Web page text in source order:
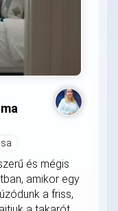
és mégis
amikor egy
a friss,